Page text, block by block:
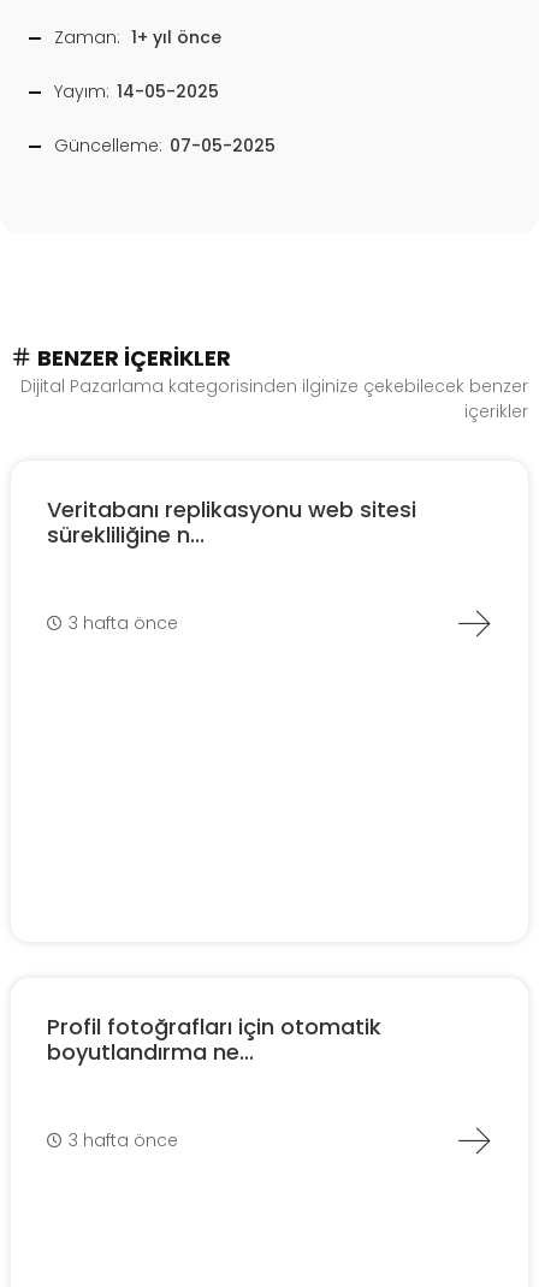
Zaman: 1+ yıl önce
Yayım: 14-05-2025
Güncelleme: 07-05-2025
BENZER İÇERIKLER
Dijital Pazarlama kategorisinden ilginize çekebilecek benzer
içerikler
Veritabanı replikasyonu web sitesi
sürekliliğine n...
3 hafta önce
Profil fotoğrafları için otomatik
boyutlandırma ne...
3 hafta önce